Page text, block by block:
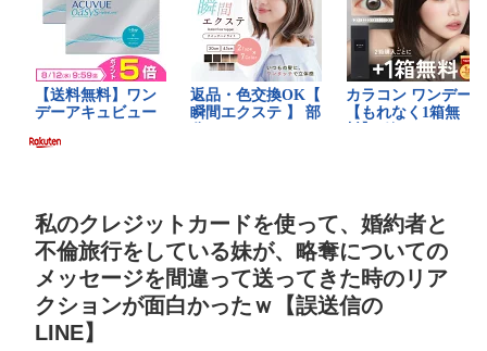
私のクレジットカードを使って、婚約者と
不倫旅行をしている妹が、略奪についての
メッセージを間違って送ってきた時のリア
クションが面白かったｗ【誤送信の
LINE】